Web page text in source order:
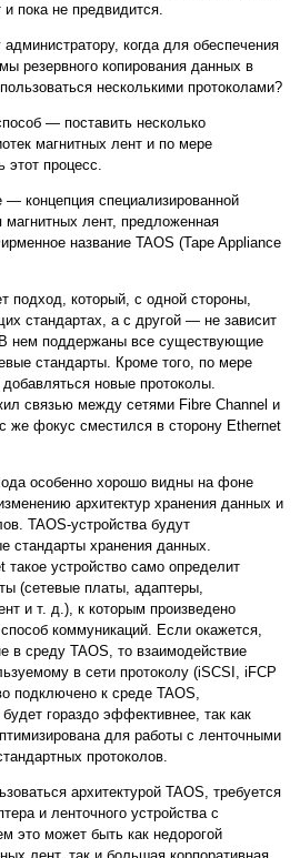
пока не предвидится.
когда для обеспечения
резервного копирования данных в
несколькими протоколами?
— поставить несколько
магнитных лент и по мере
этот процесс.
концепция специализированной
лент, предложенная
название TAOS (Tape Appliance
подход, который, с одной стороны,
стандартах, а с другой — не зависит
В нем поддержаны все существующие
стандарты. Кроме того, по мере
добавляться новые протоколы.
связью между сетями Fibre Channel и
же фокус сместился в сторону Ethernet
особенно хорошо видны на фоне
архитектур хранения данных и
TAOS-устройства будут
стандарты хранения данных.
устройство само определит
(сетевые платы, адаптеры,
и т. д.), к которым произведено
коммуникаций. Если окажется,
в среду TAOS, то взаимодействие
в сети протоколу (iSCSI, iFCP
подключено к среде TAOS,
гораздо эффективнее, так как
для работы с ленточными
протоколов.
архитектурой TAOS, требуется
и ленточного устройства с
это может быть как недорогой